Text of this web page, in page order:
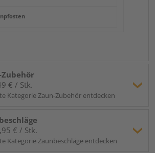
Zubehör
€ / Stk.
Kategorie Zaun-Zubehör entdecken
€ / Stk.
Kategorie Zaunbeschläge entdecken